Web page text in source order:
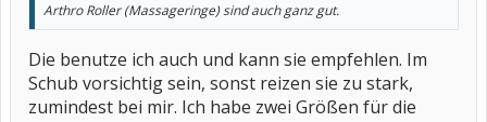
Arthro Roller (Massageringe) sind auch ganz gut.
Die benutze ich auch und kann sie empfehlen. Im
Schub vorsichtig sein, sonst reizen sie zu stark,
zumindest bei mir. Ich habe zwei Größen für die